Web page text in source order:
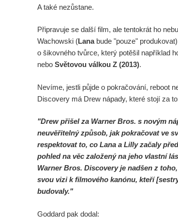
A také nezůstane.
Připravuje se další film, ale tentokrát ho
Wachowski (Lanabude "pouze"
o šikovného tvůrce, který potěšil například
nebo Světovou válkou Z (2013).
Nevíme, jestli půjde o pokračování, reboot
Discovery má Drew nápady, které stojí za
"Drew přišel za Warner Bros. s novým
neuvěřitelný způsob, jak pokračovat ve
respektovat to, co Lana a Lilly začaly
pohled na věc založený na jeho vlastní
Warner Bros. Discovery je nadšen z
svou vizi k filmového kanónu, kteří
budovaly."
Goddard pak dodal: